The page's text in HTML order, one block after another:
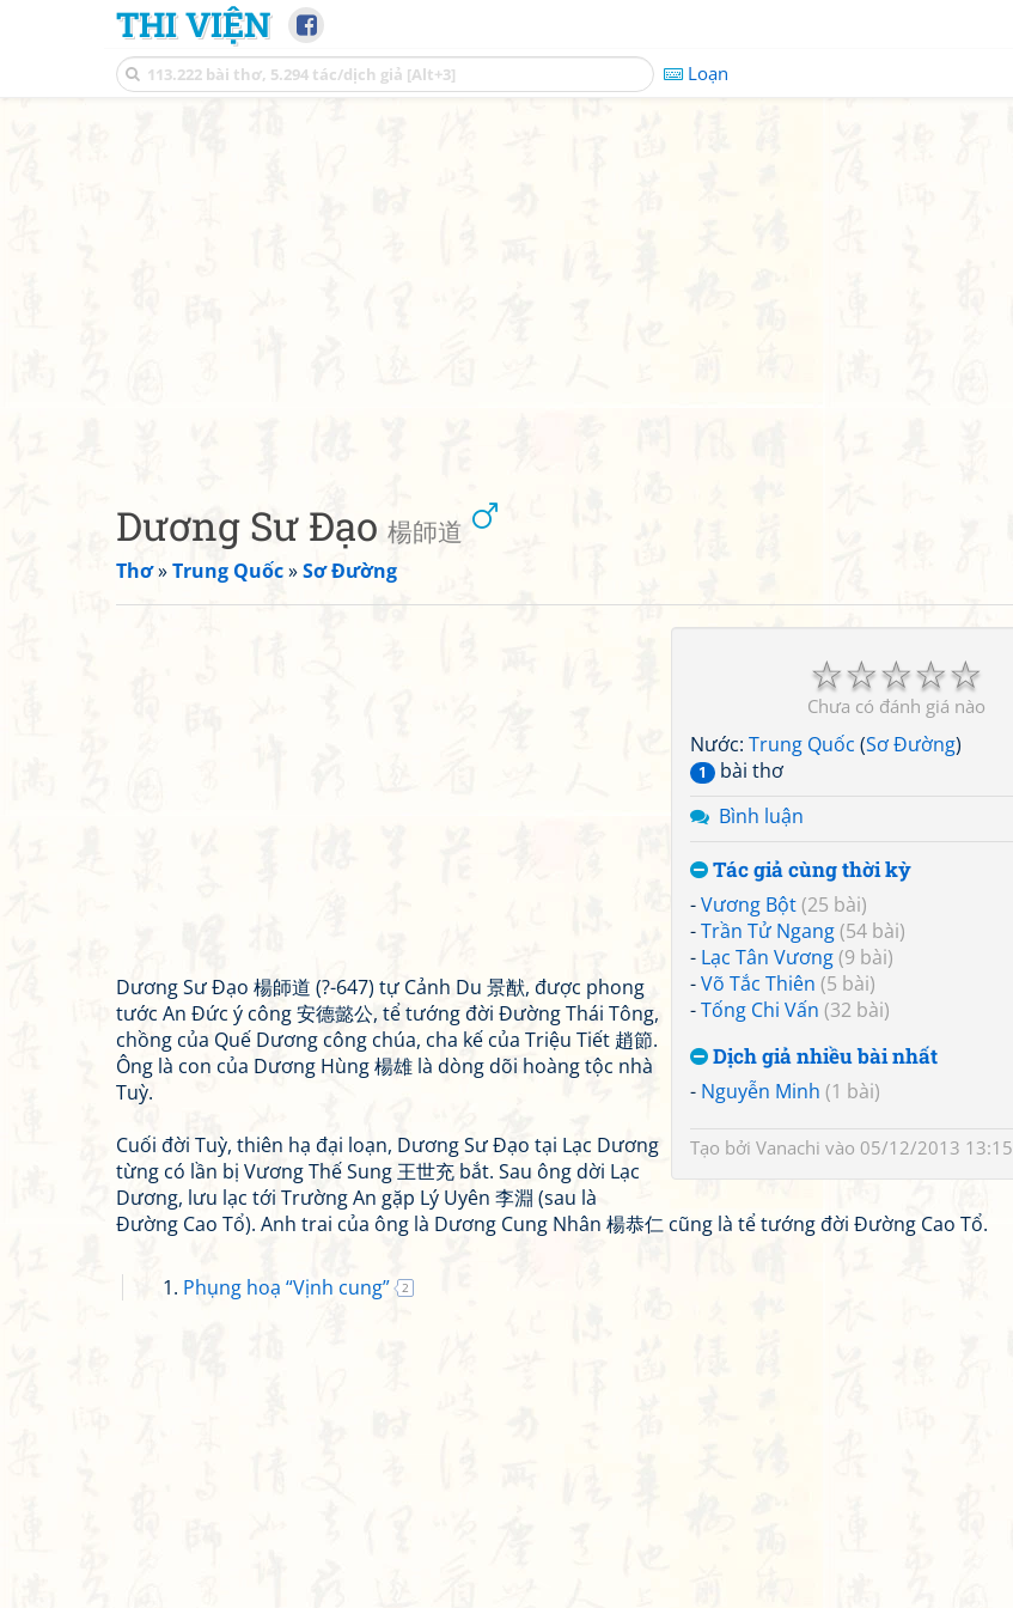
THI VIỆN
Loạn
Dương Sư Đạo 楊師道
Thơ»Trung Quốc»Sơ Đường
☆
☆
☆
☆
☆
Chưa có đánh giá nào
Nước: Trung Quốc (Sơ Đường)
1
bài thơ
Bình luận
Tác giả cùng thời kỳ
-Vương Bột(25 bài)
-Trần Tử Ngang(54 bài)
- Lạc Tân Vương(9 bài)
-Võ Tắc Thiên (5 bài)
-Tống Chi Vấn (32 bài)
Dịch giả nhiều bài nhất
- Nguyễn Minh (1 bài)
Tạo bởi Vanachi vào 05/12/2013 13:15
Dương Sư Đạo 楊師道 (?-647) tự Cảnh Du 景猷, được phong
tước An Đức ý công 安德懿公, tể tướng đời Đường Thái Tông,
chồng của Quế Dương công chúa, cha kế của Triệu Tiết 趙節.
Ông là con của Dương Hùng 楊雄 là dòng dõi hoàng tộc nhà
Tuỳ.
Cuối đời Tuỳ, thiên hạ đại loạn, Dương Sư Đạo tại Lạc Dương
từng có lần bị Vương Thế Sung 王世充 bắt. Sau ông dời Lạc
Dương, lưu lạc tới Trường An gặp Lý Uyên 李淵 (sau là
Đường Cao Tổ). Anh trai của ông là Dương Cung Nhân 楊恭仁 cũng là tể tướng đời Đường Cao Tổ.
Phụng hoạ “Vịnh cung” 2